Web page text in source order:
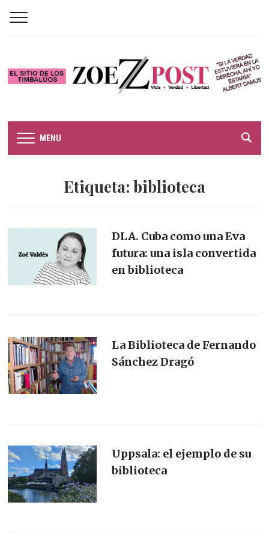
MENU
Etiqueta: biblioteca
DLA. Cuba como una Eva
futura: una isla convertida
en biblioteca
La Biblioteca de Fernando
Sánchez Dragó
Uppsala: el ejemplo de su
biblioteca